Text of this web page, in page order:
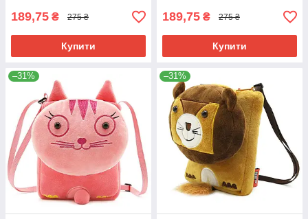
189,75 ₴ 275 ₴
Купити
189,75 ₴ 275 ₴
Купити
–31% –31%